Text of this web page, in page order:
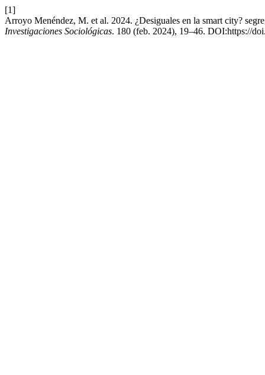
[1]
Arroyo Menéndez, M. et al. 2024. ¿Desiguales en la smart city?
Investigaciones Sociológicas. 180 (feb. 2024), 19–46. DOI:https://